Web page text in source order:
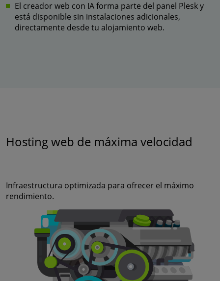
El creador web con IA forma parte del panel Plesk y
está disponible sin instalaciones adicionales,
directamente desde tu alojamiento web.
Hosting web de máxima velocidad
Infraestructura optimizada para ofrecer el máximo
rendimiento.